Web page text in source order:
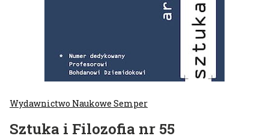
Wydawnictwo Naukowe Semper
Sztuka i Filozofia nr 55